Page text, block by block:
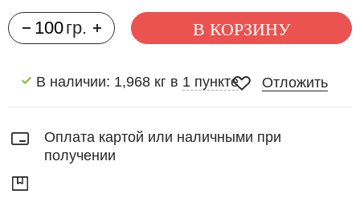
В КОРЗИНУ
Отложить
В наличии: 1,968 кг в 1 пункте
Оплата картой или наличными при
получении